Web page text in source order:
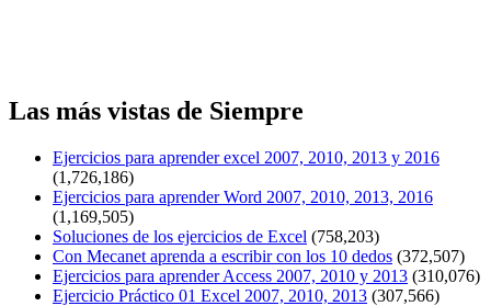
Las más vistas de Siempre
Ejercicios para aprender excel 2007, 2010, 2013 y 2016
(1,726,186)
Ejercicios para aprender Word 2007, 2010, 2013, 2016
(1,169,505)
Soluciones de los ejercicios de Excel (758,203)
Con Mecanet aprenda a escribir con los 10 dedos (372,507)
Ejercicios para aprender Access 2007, 2010 y 2013 (310,076)
Ejercicio Práctico 01 Excel 2007, 2010, 2013 (307,566)